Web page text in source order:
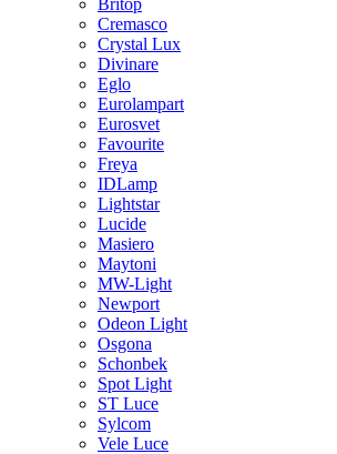
Britop
Cremasco
Crystal Lux
Divinare
Eglo
Eurolampart
Eurosvet
Favourite
Freya
IDLamp
Lightstar
Lucide
Masiero
Maytoni
MW-Light
Newport
Odeon Light
Osgona
Schonbek
Spot Light
ST Luce
Sylcom
Vele Luce